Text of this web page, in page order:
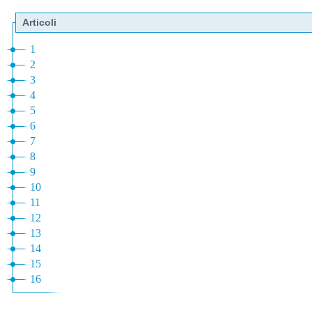
Articoli
1
2
3
4
5
6
7
8
9
10
11
12
13
14
15
16